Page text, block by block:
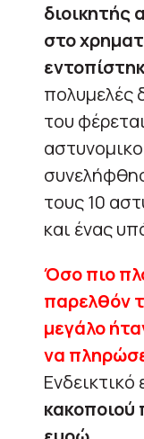
διοικητής
στο
πολυμελές
του
τους 10
και ένας
Όσο πιο
παρελθόν
μεγάλο
να
Ενδεικτικό